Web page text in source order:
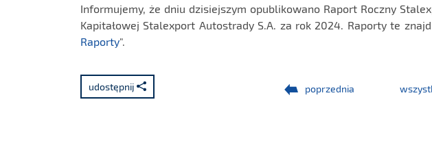
Informujemy, że dniu dzisiejszym opublikowano Raport Roczny
Kapitałowej Stalexport Autostrady S.A. za rok 2024. Raporty te
Raporty".
udostępnij poprzednia